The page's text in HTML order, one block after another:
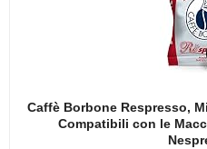
Caffè Borbone Respresso,
Compatibili con le